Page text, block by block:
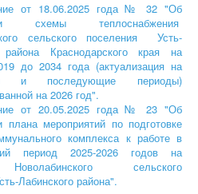
от 18.06.2025 года № 32 "Об
схемы теплоснабжения
сельского поселения Усть-
района Краснодарского края на
до 2034 года (актуализация на
и последующие периоды)
на 2026 год".
от 20.05.2025 года № 23 "Об
плана мероприятий по подготовке
комплекса к работе в
период 2025-2026 годов на
Новолабинского сельского
Лабинского района".